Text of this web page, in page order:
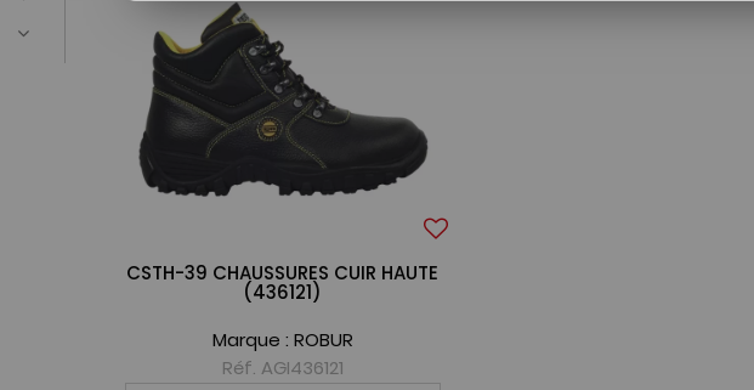
CSTH-39 CHAUSSURES CUIR HAUTE
(436121)
Marque : ROBUR
Réf. AGI436121